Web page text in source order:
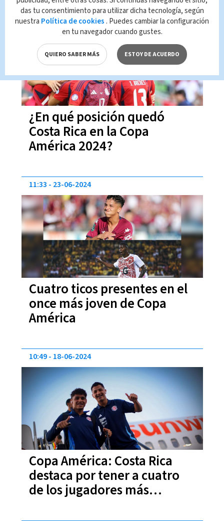
¿En qué posición quedó
Costa Rica en la Copa
América 2024?
13:08 04-07-2024
Cuatro ticos presentes en el
once más joven de Copa
América
11:33 23-06-2024
Copa América: Costa Rica
destaca por tener a cuatro
de los jugadores más
10:49 18-06-2024
das tu consentimiento para utilizar dicha tecnología, según
nuestra Política de cookies . Puedes cambiar la configuración
en tu navegador cuando gustes.
QUIERO SABER MÁS ESTOY DE ACUERDO